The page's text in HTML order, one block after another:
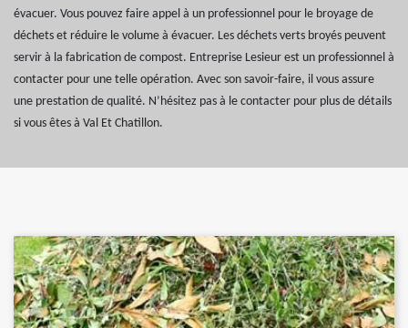
évacuer. Vous pouvez faire appel à un professionnel pour le broyage de
déchets et réduire le volume à évacuer. Les déchets verts broyés peuvent
servir à la fabrication de compost. Entreprise Lesieur est un professionnel à
contacter pour une telle opération. Avec son savoir-faire, il vous assure
une prestation de qualité. N’hésitez pas à le contacter pour plus de détails
si vous êtes à Val Et Chatillon.